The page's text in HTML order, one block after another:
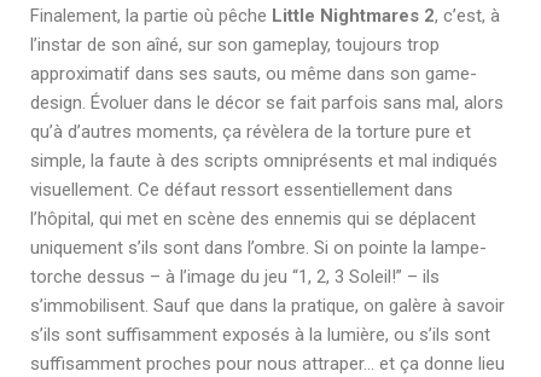
Finalement, la partie où pêche Little Nightmares 2, c’est, à
l’instar de son aîné, sur son gameplay, toujours trop
approximatif dans ses sauts, ou même dans son game-
design. Évoluer dans le décor se fait parfois sans mal, alors
qu’à d’autres moments, ça révèlera de la torture pure et
simple, la faute à des scripts omniprésents et mal indiqués
visuellement. Ce défaut ressort essentiellement dans
l’hôpital, qui met en scène des ennemis qui se déplacent
uniquement s’ils sont dans l’ombre. Si on pointe la lampe-
torche dessus – à l’image du jeu “1, 2, 3 Soleil!” – ils
s’immobilisent. Sauf que dans la pratique, on galère à savoir
s’ils sont suffisamment exposés à la lumière, ou s’ils sont
suffisamment proches pour nous attraper… et ça donne lieu